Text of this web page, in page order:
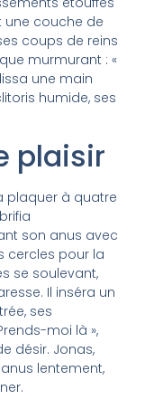
une couche de
coups de reins
murmurant : «
une main
humide, ses
plaisir
plaquer à quatre
son anus avec
cercles pour la
se soulevant,
Il inséra un
ses
moi là »,
désir. Jonas,
lentement,